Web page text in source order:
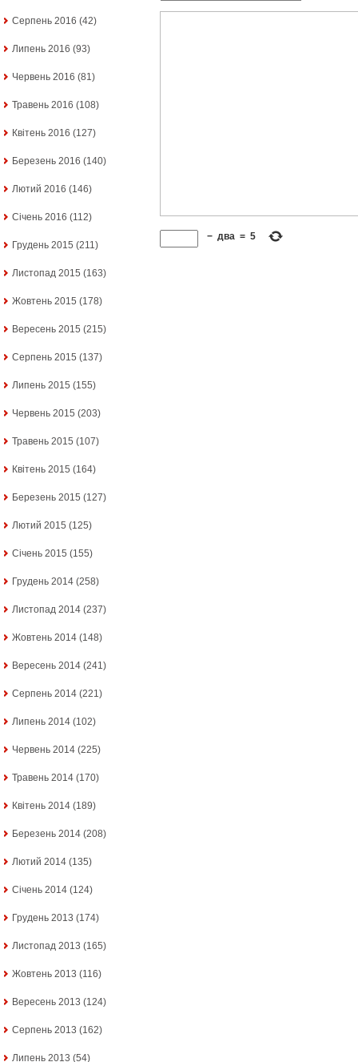
Серпень 2016 (42)
Липень 2016 (93)
Червень 2016 (81)
Травень 2016 (108)
Квітень 2016 (127)
Березень 2016 (140)
Лютий 2016 (146)
Січень 2016 (112)
Грудень 2015 (211)
Листопад 2015 (163)
Жовтень 2015 (178)
Вересень 2015 (215)
Серпень 2015 (137)
Липень 2015 (155)
Червень 2015 (203)
Травень 2015 (107)
Квітень 2015 (164)
Березень 2015 (127)
Лютий 2015 (125)
Січень 2015 (155)
Грудень 2014 (258)
Листопад 2014 (237)
Жовтень 2014 (148)
Вересень 2014 (241)
Серпень 2014 (221)
Липень 2014 (102)
Червень 2014 (225)
Травень 2014 (170)
Квітень 2014 (189)
Березень 2014 (208)
Лютий 2014 (135)
Січень 2014 (124)
Грудень 2013 (174)
Листопад 2013 (165)
Жовтень 2013 (116)
Вересень 2013 (124)
Серпень 2013 (162)
Липень 2013 (54)
− два = 5